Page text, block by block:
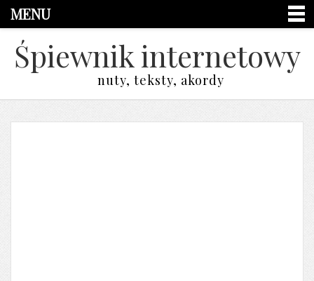
MENU
Śpiewnik internetowy
nuty, teksty, akordy